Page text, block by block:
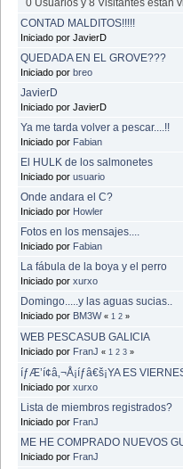
CONTAD MALDITOS!!!!!
Iniciado por JavierD
QUEDADA EN EL GROVE???
Iniciado por breo
JavierD
Iniciado por JavierD
Ya me tarda volver a pescar....!!
Iniciado por Fabian
El HULK de los salmonetes
Iniciado por usuario
Onde andara el C?
Iniciado por Howler
Fotos en los mensajes....
Iniciado por Fabian
La fábula de la boya y el perro
Iniciado por xurxo
Domingo.....y las aguas sucias..
Iniciado por BM3W « 1 2 »
WEB PESCASUB GALICIA
Iniciado por FranJ « 1 2 3 »
íƒÆ’í¢â‚¬Å¡íƒâ€š¡YA ES
Iniciado por xurxo
Lista de miembros registrados?
Iniciado por FranJ
ME HE COMPRADO NUEVOS
Iniciado por FranJ